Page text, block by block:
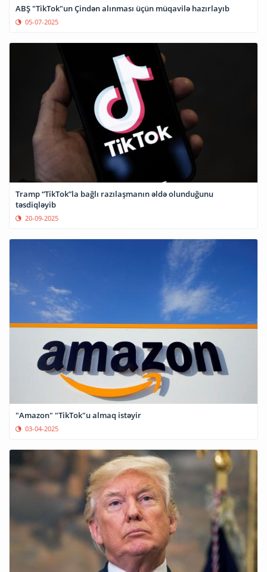
ABŞ "TikTok"un Çindən alınması üçün müqavilə hazırlayıb
05-07-2025
Tramp “TikTok”la bağlı razılaşmanın əldə olunduğunu
təsdiqləyib
20-09-2025
"Amazon" "TikTok"u almaq istəyir
03-04-2025